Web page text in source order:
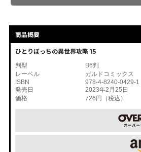
商品概要
ひとりぼっちの異世界攻略 15
判型
B6判
レーベル
ガルドコミックス
ISBN
978-4-8240-0429-1
発売日
2023年2月25日
価格
726円（税込）